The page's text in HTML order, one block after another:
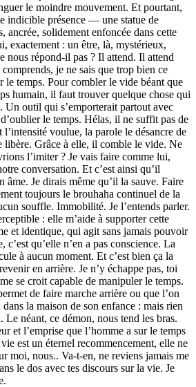
le moindre mouvement. Et pourtant,
indicible présence — une statue de
ancrée, solidement enfoncée dans cette
exactement : un être, là, mystérieux,
nous répond-il pas ? Il attend. Il attend
je ne sais que trop bien ce
le temps. Pour combler le vide béant que
humain, il faut trouver quelque chose qui
Un outil qui s’emporterait partout avec
le temps. Hélas, il ne suffit pas de
voulue, la parole le désancre de
libère. Grâce à elle, il comble le vide. Ne
l’imiter ? Je vais faire comme lui,
conversation. Et c’est ainsi qu’il
âme. Je dirais même qu’il la sauve. Faire
toujours le brouhaha continuel de la
souffle. Immobilité. Je l’entends parler.
: elle m’aide à supporter cette
et identique, qui agit sans jamais pouvoir
qu’elle n’en a pas conscience. La
à aucun moment. Et c’est bien ça la
en arrière. Je n’y échappe pas, toi
se croit capable de manipuler le temps.
de faire marche arrière ou que l’on
la maison de son enfance : mais rien
Le néant, ce démon, nous tend les bras.
et l’emprise que l’homme a sur le temps
est un éternel recommencement, elle ne
moi, nous.. Va-t-en, ne reviens jamais me
le dos avec tes discours sur la vie. Je